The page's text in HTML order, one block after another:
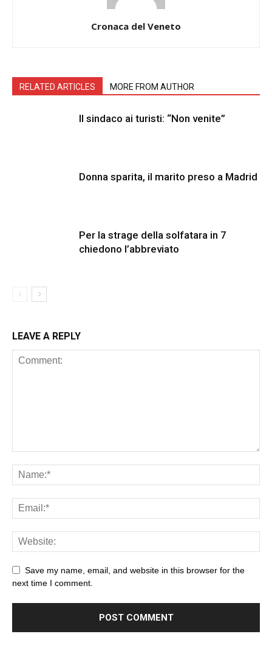
Cronaca del Veneto
RELATED ARTICLES MORE FROM AUTHOR
Il sindaco ai turisti: “Non venite”
Donna sparita, il marito preso a Madrid
Per la strage della solfatara in 7
chiedono l’abbreviato
LEAVE A REPLY
Save my name, email, and website in this browser for the
next time I comment.